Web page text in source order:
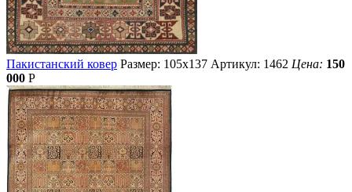
Пакистанский ковер Размер: 105х137 Артикул: 1462 Цена: 150
000 Р